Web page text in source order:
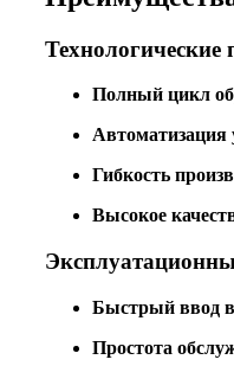
Технологические
Полный цикл
Автоматизация
Гибкость
Высокое
Быстрый ввод
Простота